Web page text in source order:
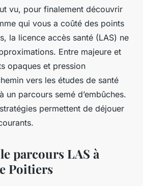
vu, pour finalement découvrir
qui vous a coûté des points
la licence accès santé (LAS) ne
Entre majeure et
opaques et pression
vers les études de santé
un parcours semé d’embûches.
permettent de déjouer
parcours LAS à
Poitiers